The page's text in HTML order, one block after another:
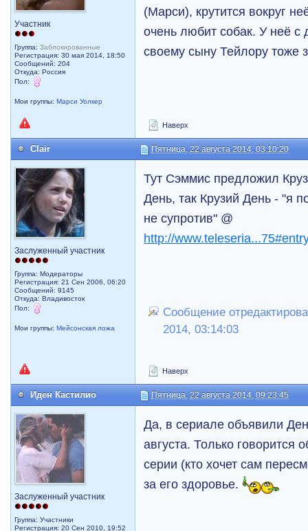
Участник
Группа:Заблокированные
Регистрация: 30 мая 2014, 18:50
Сообщений: 204
Откуда: Россия
Пол:
Мои группы:Марси Уолкер
(Марси), крутится вокруг
очень любит собак. У неё с
своему сыну Тейлору тоже
Наверх
Clair Пятница, 22 августа 2014, 03:10:20
Заслуженный участник
Группа: Модераторы
Регистрация: 21 Сен 2006, 06:20
Сообщений: 9145
Откуда: Владивосток
Пол:
Мои группы:Мейсонская ложа
Тут Сэммис предложил
День, так Крузий День - "я
не супротив" @
http://
Сообщение
2014, 03:14:03
Наверх
Иден Кастилио Пятница, 22 августа 2014, 09:23:45
Заслуженный участник
Группа: Участники
Регистрация: 20 Сен 2010, 19:52
Да, в сериале объявили
августа. Только говорится
серии (кто хочет сам
за его здоровье.